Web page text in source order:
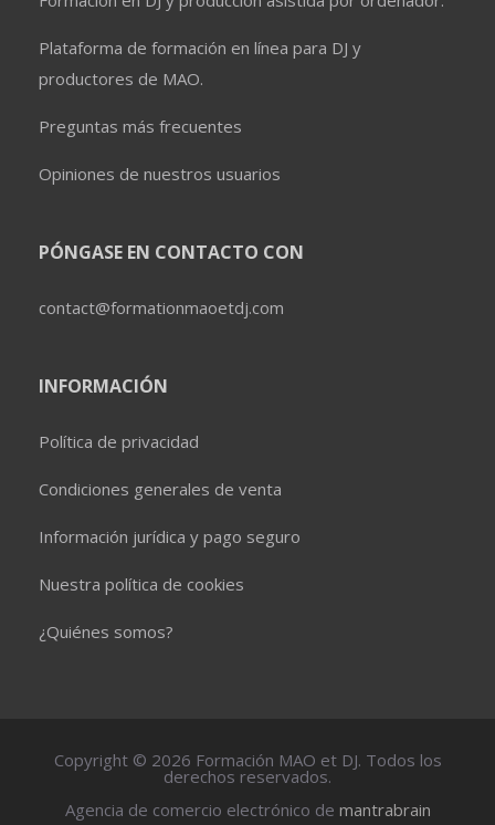
Plataforma de formación en línea para DJ y
productores de MAO.
Preguntas más frecuentes
Opiniones de nuestros usuarios
PÓNGASE EN CONTACTO CON
contact@formationmaoetdj.com
INFORMACIÓN
Política de privacidad
Condiciones generales de venta
Información jurídica y pago seguro
Nuestra política de cookies
¿Quiénes somos?
Copyright © 2026 Formación MAO et DJ. Todos los
derechos reservados.
Agencia de comercio electrónico de mantrabrain